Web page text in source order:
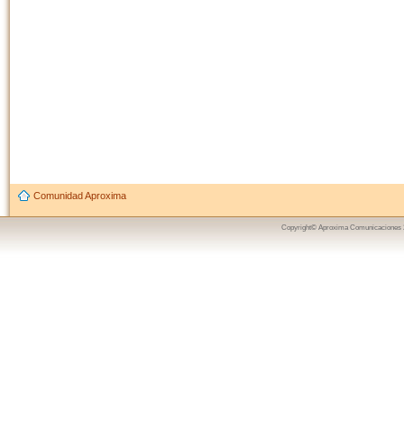
Comunidad Aproxima
Copyright© Aproxima Comunicaciones